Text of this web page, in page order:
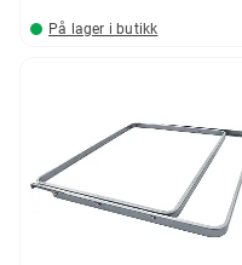
På lager i butikk